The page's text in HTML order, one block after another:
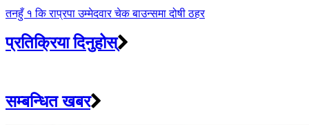
तनहुँ १ कि राप्रपा उम्मेदवार चेक बाउन्समा दोषी ठहर
प्रतिक्रिया दिनुहोस्
सम्बन्धित खबर